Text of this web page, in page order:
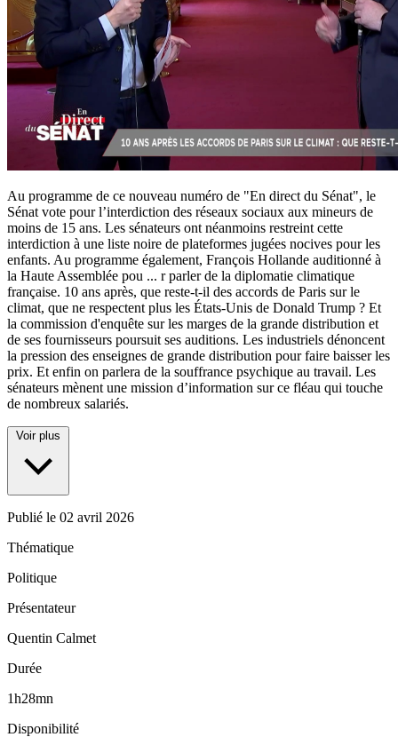
Au programme de ce nouveau numéro de "En direct du Sénat", le
Sénat vote pour l’interdiction des réseaux sociaux aux mineurs de
moins de 15 ans. Les sénateurs ont néanmoins restreint cette
interdiction à une liste noire de plateformes jugées nocives pour les
enfants. Au programme également, François Hollande auditionné à
la Haute Assemblée pou ... r parler de la diplomatie climatique
française. 10 ans après, que reste-t-il des accords de Paris sur le
climat, que ne respectent plus les États-Unis de Donald Trump ? Et
la commission d'enquête sur les marges de la grande distribution et
de ses fournisseurs poursuit ses auditions. Les industriels dénoncent
la pression des enseignes de grande distribution pour faire baisser les
prix. Et enfin on parlera de la souffrance psychique au travail. Les
sénateurs mènent une mission d’information sur ce fléau qui touche
de nombreux salariés.
Voir plus
Publié le 02 avril 2026
Thématique
Politique
Présentateur
Quentin Calmet
Durée
1h28mn
Disponibilité